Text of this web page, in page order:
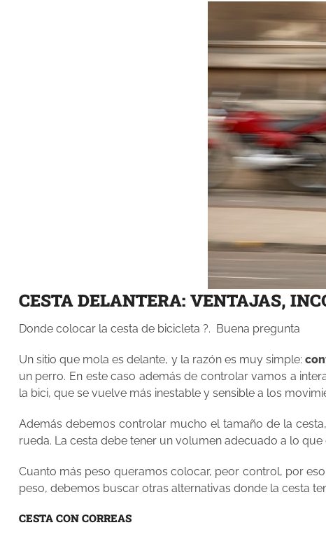
CESTA DELANTERA: VENTAJAS,
Donde colocar la cesta de bicicleta ?. Buena pregunta
Un sitio que mola es delante, y la razón es muy simple:
un perro. En este caso además de controlar vamos a
la bici, que se vuelve más inestable y sensible a los
Además debemos controlar mucho el tamaño de la
rueda. La cesta debe tener un volumen adecuado a lo
Cuanto más peso queramos colocar, peor control, por
peso, debemos buscar otras alternativas donde la cesta
CESTA CON CORREAS